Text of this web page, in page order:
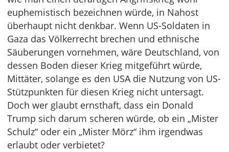
euphemistisch bezeichnen würde, in Nahost
überhaupt nicht denkbar. Wenn US-Soldaten in
Gaza das Völkerrecht brechen und ethnische
Säuberungen vornehmen, wäre Deutschland, von
dessen Boden dieser Krieg mitgeführt würde,
Mittäter, solange es den USA die Nutzung von US-
Stützpunkten für diesen Krieg nicht untersagt.
Doch wer glaubt ernsthaft, dass ein Donald
Trump sich darum scheren würde, ob ein „Mister
Schulz“ oder ein „Mister Mörz“ ihm irgendwas
erlaubt oder verbietet?